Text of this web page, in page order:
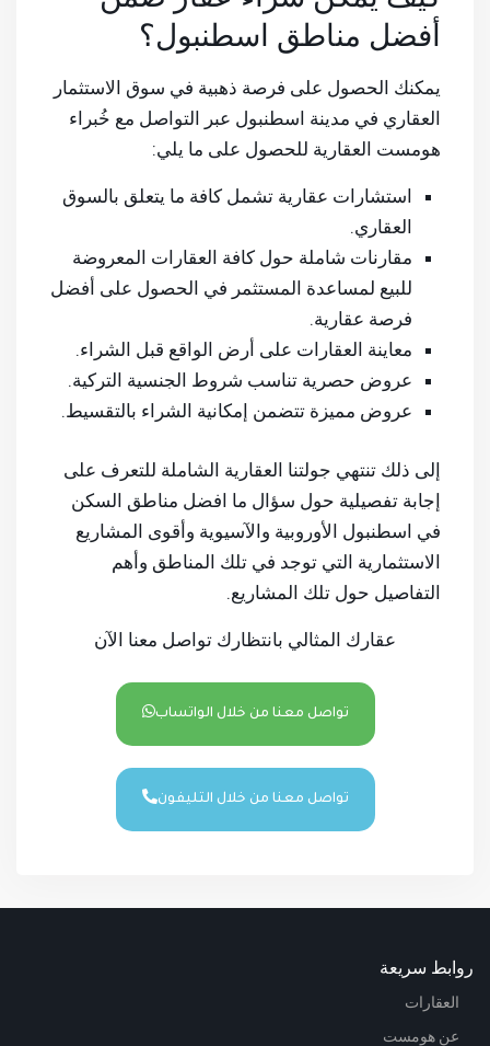
أفضل مناطق اسطنبول؟
يمكنك الحصول على فرصة ذهبية في سوق الاستثمار
العقاري في مدينة اسطنبول عبر التواصل مع خُبراء
هومست العقارية للحصول على ما يلي:
استشارات عقارية تشمل كافة ما يتعلق بالسوق
العقاري.
مقارنات شاملة حول كافة العقارات المعروضة
للبيع لمساعدة المستثمر في الحصول على أفضل
فرصة عقارية.
معاينة العقارات على أرض الواقع قبل الشراء.
عروض حصرية تناسب شروط الجنسية التركية.
عروض مميزة تتضمن إمكانية الشراء بالتقسيط.
إلى ذلك تنتهي جولتنا العقارية الشاملة للتعرف على
إجابة تفصيلية حول سؤال ما افضل مناطق السكن
في اسطنبول الأوروبية والآسيوية وأقوى المشاريع
الاستثمارية التي توجد في تلك المناطق وأهم
التفاصيل حول تلك المشاريع.
عقارك المثالي بانتظارك تواصل معنا الآن
تواصل معنا من خلال الواتساب
تواصل معنا من خلال التليفون
روابط سريعة
العقارات
عن هومست